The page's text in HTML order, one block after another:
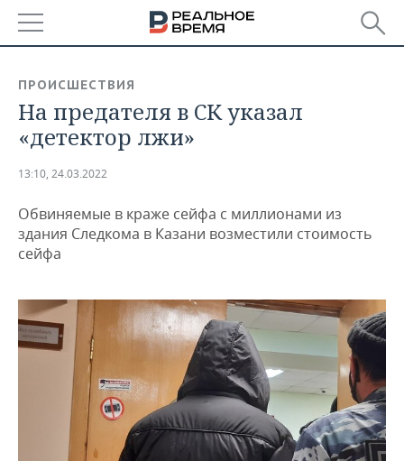
БАШКОРТОСТАН
ТАТАРСТАН
НОВОСТИ
АНАЛИТИКА
ДЕКЛАРАЦИИ О ДОХОДАХ
ВУЗЫ ТАТАРСТАНА
КОМУ ПРИНАДЛЕЖАТ
ТОРГОВЫЕ ЦЕНТРЫ
ТАТАРСТАНА
НОВОСТИ ЭКОНОМИКИ
БАНКИ
БЮДЖЕТ
ИНВЕСТИЦИИ
ПРОМЫШЛЕННОСТЬ
АГРОПРОМ
МАШИНОСТРОЕНИЕ
НЕФТЕХИМИЯ
НЕФТЬ
НОВОСТИ НЕДВИЖИМОСТИ
АВТО
НОВОСТИ АВТО
БИЗНЕС
НОВОСТИ БИЗНЕСА
РОЗНИЧНАЯ ТОРГОВЛЯ
ТЕХНОЛОГИИ
НОВОСТИ ТЕХНОЛОГИЙ
МЕРОПРИЯТИЯ
ПРОИСШЕСТВИЯ
На предателя в СК указал
«детектор лжи»
13:10, 24.03.2022
Обвиняемые в краже сейфа с миллионами из
здания Следкома в Казани возместили стоимость
сейфа